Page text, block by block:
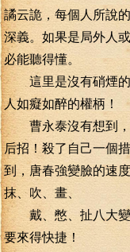
譎云詭，每個人所說
深義。如果是局外人
必能聽得懂。
這里是沒有硝煙的
人如癡如醉的權柄！
曹永泰沒有想到，
后招！殺了自己一個
到，唐春強變臉的速
抹、吹、畫、
戴、憋、扯八大變
要來得快捷！